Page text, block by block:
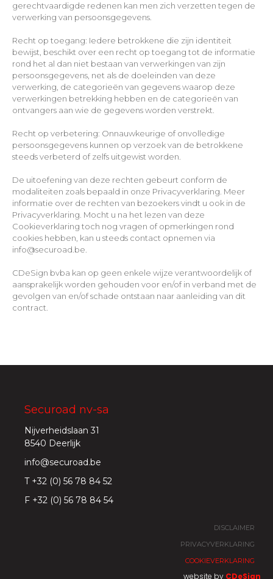
gerechtvaardigde redenen kan men zich verzetten tegen de
verwerking van persoonsgegevens.
Recht op toegang: Iedere betrokkene die zijn identiteit
bewijst, beschikt over een recht op toegang tot de informatie
rond het al dan niet bestaan van verwerkingen van zijn
persoonsgegevens, net als de doeleinden van deze
verwerking, de categorieën van gegevens waarop deze
verwerkingen betrekking hebben en de categorieën van
ontvangers aan wie de gegevens worden verstrekt.
Recht op verbetering: Onnauwkeurige of onvolledige
persoonsgegevens kunnen op verzoek van de betrokkene
steeds verbeterd of zelfs uitgewist worden.
De uitoefening van deze rechten gebeurt conform de
modaliteiten zoals bepaald in onze Privacyverklaring. Meer
informatie over de rechten van bezoekers vindt u ook in de
Privacyverklaring. Mocht u na het lezen van deze
Cookieverklaring toch nog vragen of opmerkingen rond
cookies hebben, kan u steeds contact opnemen via
info@securoad.be.
CDeSign bvba kan op geen enkele wijze verantwoordelijk of
aansprakelijk worden gehouden voor en/of in verband met de
gevolgen van en/of schade ontstaan naar aanleiding van dit
contract.
Securoad nv-sa
Nijverheidslaan 31
8540 Deerlijk
info@securoad.be
T +32 (0) 56 78 84 52
F +32 (0) 56 78 84 54
DISCLAIMER
PRIVACYVERKLARING
COOKIEVERKLARING
website by CDeSign